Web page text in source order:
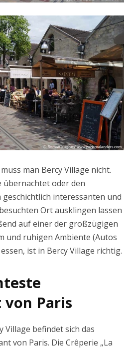
man Bercy Village nicht.
übernachtet oder den
interessanten und
Ort ausklingen lassen
auf einer der großzügigen
und ruhigen Ambiente (Autos
ist in Bercy Village richtig.
Paris
Village befindet sich das
von Paris. Die Crêperie „La